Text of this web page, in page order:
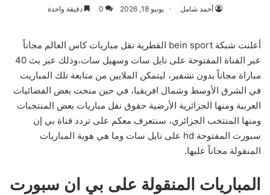
أحمد شامل يونيو 18, 2026 0 دقيقة واحدة
أعلنت شبكة bein sport القطرية نقل مباريات كاس العالم مجاناً
عبر القناة المفتوحة على نايل سات وسهيل سات،وذلك عبر بث 40
مباراة مجاناً بدون تشفير، ليتمكن الملايين من متابعة تلك المباريت
في الشرق الأوسط وشمال افريقيا، في حين منحت بعض الفضائيات
العربية ومنها الجزائرية الأرضية حقوق نقل مباريات بعض المنتخبات
ومنها المنتخب الجزائري، سنتعرف معكم على تردد قناة بي إن
سبورت المفتوحة hd على نايل سات وما هي هوية المباريات
المنقولة مجاناً عليها.
المباريات المنقولة على بي ان سبورت